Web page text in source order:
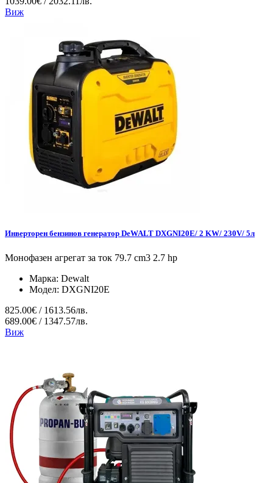
Виж
Инверторен бензинов генератор DeWALT DXGNI20E/ 2 KW/ 230V/ 5л
Монофазен агрегат за ток 79.7 cm3 2.7 hp
Марка: Dewalt
Модел: DXGNI20E
825.00€ / 1613.56лв.
689.00€ / 1347.57лв.
Виж